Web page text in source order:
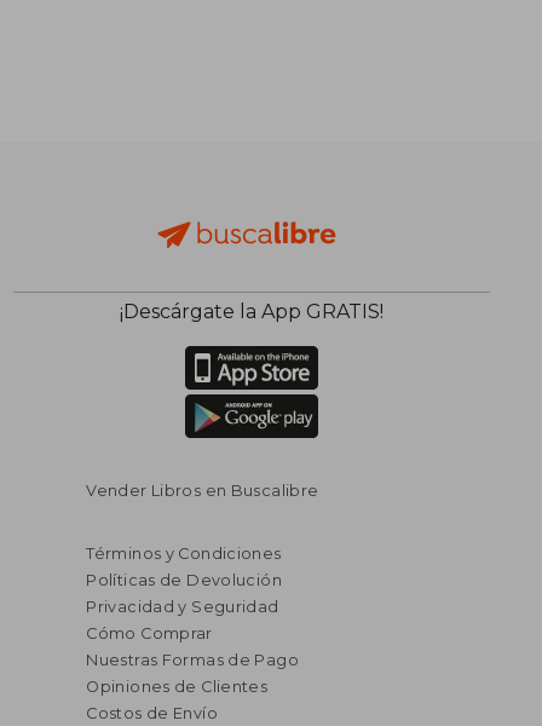
¡Descárgate la App GRATIS!
Vender Libros en Buscalibre
Términos y Condiciones
Políticas de Devolución
Privacidad y Seguridad
Cómo Comprar
Nuestras Formas de Pago
Opiniones de Clientes
Costos de Envío